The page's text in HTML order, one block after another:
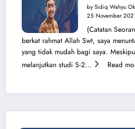
by Sidiq Wahyu
25 November
(Catatan
berkat rahmat Allah Swt, saya
yang tidak mudah bagi saya.
melanjutkan studi S-2…
Read